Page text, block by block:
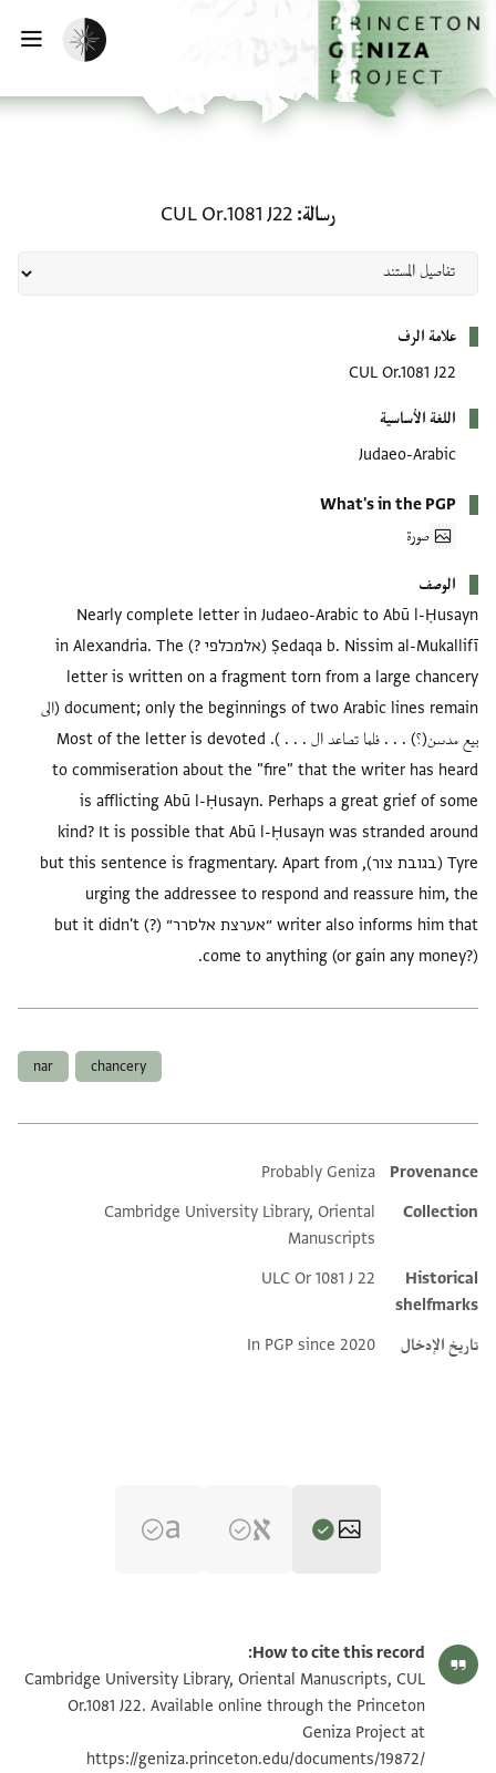
إلى المحتوى الرئيسي
الرئيسية
تفعيل الوضع المظلم
رسالة CUL Or.1081 J22
علامة الرف
CUL Or.1081 J22
اللغة الأساسية
Judaeo-Arabic
What's in the PGP
صورة
الوصف
Nearly complete letter in Judaeo-Arabic to Abū l-Ḥusayn
Ṣedaqa b. Nissim al-Mukallifī (אלמכלפי ?) in Alexandria. The
letter is written on a fragment torn from a large chancery
document; only the beginnings of two Arabic lines remain‌ (الى
بيع مدىىن(؟) . . . فلما تصاعد ال . . . ). Most of the letter is devoted
to commiseration about the "fire" that the writer has heard
is afflicting Abū l-Ḥusayn. Perhaps a great grief of some
kind? It is possible that Abū l-Ḥusayn was stranded around
Tyre (בגובת צור), but this sentence is fragmentary. Apart from
urging the addressee to respond and reassure him, the
writer also informs him that ״אערצת אלסרר״ (?) but it didn't
come to anything (or gain any money?).
chancery
nar
Additional metadata
Provenance
Probably Geniza
Collection
Cambridge University Library, Oriental
Manuscripts
Historical
shelfmarks
ULC Or 1081 J 22
تاريخ الإدخال In PGP since 2020
CUL Or.1081 J22 1v تكبير و تدوير
بيان أذونات الصورة
How to cite this record:
Cambridge University Library, Oriental Manuscripts, CUL
Or.1081 J22. Available online through the Princeton
Geniza Project at
https://geniza.princeton.edu/documents/19872/